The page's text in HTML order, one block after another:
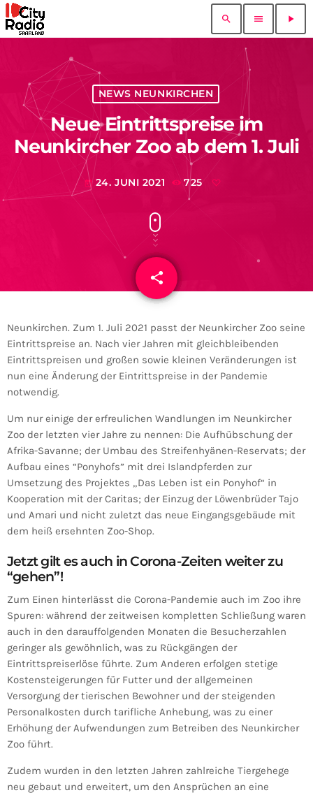
search menu play_arrow
NEWS NEUNKIRCHEN
Neue Eintrittspreise im
Neunkircher Zoo ab dem 1. Juli
today 24. JUNI 2021 725
share
email
Neunkirchen. Zum 1. Juli 2021 passt der Neunkircher Zoo seine
Eintrittspreise an. Nach vier Jahren mit gleichbleibenden
Eintrittspreisen und großen sowie kleinen Veränderungen ist
nun eine Änderung der Eintrittspreise in der Pandemie
notwendig.
Um nur einige der erfreulichen Wandlungen im Neunkircher
Zoo der letzten vier Jahre zu nennen: Die Aufhübschung der
Afrika-Savanne; der Umbau des Streifenhyänen-Reservats; der
Aufbau eines “Ponyhofs” mit drei Islandpferden zur
Umsetzung des Projektes „Das Leben ist ein Ponyhof“ in
Kooperation mit der Caritas; der Einzug der Löwenbrüder Tajo
und Amari und nicht zuletzt das neue Eingangsgebäude mit
dem heiß ersehnten Zoo-Shop.
Jetzt gilt es auch in Corona-Zeiten weiter zu
“gehen”!
Zum Einen hinterlässt die Corona-Pandemie auch im Zoo ihre
Spuren: während der zeitweisen kompletten Schließung waren
auch in den darauffolgenden Monaten die Besucherzahlen
geringer als gewöhnlich, was zu Rückgängen der
Eintrittspreiserlöse führte. Zum Anderen erfolgen stetige
Kostensteigerungen für Futter und der allgemeinen
Versorgung der tierischen Bewohner und der steigenden
Personalkosten durch tarifliche Anhebung, was zu einer
Erhöhung der Aufwendungen zum Betreiben des Neunkircher
Zoo führt.
Zudem wurden in den letzten Jahren zahlreiche Tiergehege
neu gebaut und erweitert, um den Ansprüchen an eine